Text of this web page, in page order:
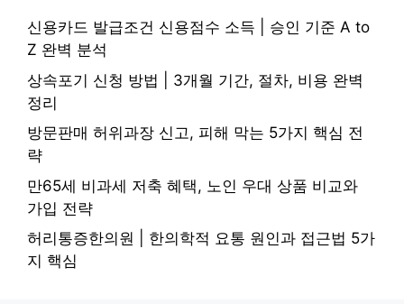
신용카드 발급조건 신용점수 소득 | 승인 기준 A to
Z 완벽 분석
상속포기 신청 방법 | 3개월 기간, 절차, 비용 완벽
정리
방문판매 허위과장 신고, 피해 막는 5가지 핵심 전
략
만65세 비과세 저축 혜택, 노인 우대 상품 비교와
가입 전략
허리통증한의원 | 한의학적 요통 원인과 접근법 5가
지 핵심